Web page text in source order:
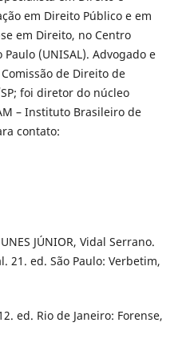
em Direito Público e em
em Direito, no Centro
(UNISAL). Advogado e
de Direito de
foi diretor do núcleo
– Instituto Brasileiro de
contato:
JÚNIOR, Vidal Serrano.
21. ed. São Paulo: Verbetim,
ed. Rio de Janeiro: Forense,